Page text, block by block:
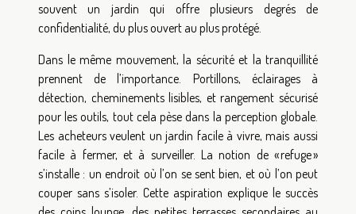
souvent un jardin qui offre plusieurs degrés de
confidentialité, du plus ouvert au plus protégé.
Dans le même mouvement, la sécurité et la tranquillité
prennent de l’importance. Portillons, éclairages à
détection, cheminements lisibles, et rangement sécurisé
pour les outils, tout cela pèse dans la perception globale.
Les acheteurs veulent un jardin facile à vivre, mais aussi
facile à fermer, et à surveiller. La notion de « refuge »
s’installe : un endroit où l’on se sent bien, et où l’on peut
couper sans s’isoler. Cette aspiration explique le succès